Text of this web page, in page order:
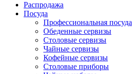
Распродажа
Посуда
Профессиональная посуда
Обеденные сервизы
Столовые сервизы
Чайные сервизы
Кофейные сервизы
Столовые приборы